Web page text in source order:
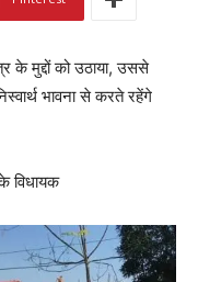
मुद्दों को उठाया, उससे
भावना से करते रहेंगे
विधायक